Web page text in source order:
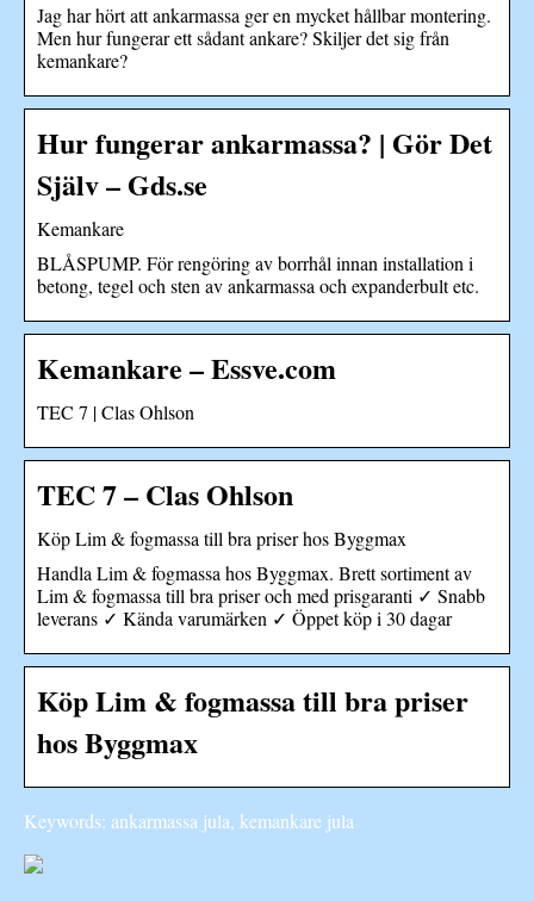
Jag har hört att ankarmassa ger en mycket hållbar montering.
Men hur fungerar ett sådant ankare? Skiljer det sig från
kemankare?
Hur fungerar ankarmassa? | Gör Det
Själv – Gds.se
Kemankare
BLÅSPUMP. För rengöring av borrhål innan installation i
betong, tegel och sten av ankarmassa och expanderbult etc.
Kemankare – Essve.com
TEC 7 | Clas Ohlson
TEC 7 – Clas Ohlson
Köp Lim & fogmassa till bra priser hos Byggmax
Handla Lim & fogmassa hos Byggmax. Brett sortiment av
Lim & fogmassa till bra priser och med prisgaranti ✓ Snabb
leverans ✓ Kända varumärken ✓ Öppet köp i 30 dagar
Köp Lim & fogmassa till bra priser
hos Byggmax
Keywords: ankarmassa jula, kemankare jula